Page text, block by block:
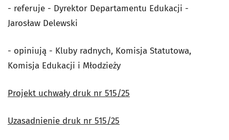
- referuje - Dyrektor Departamentu Edukacji -
Jarosław Delewski
- opiniują - Kluby radnych, Komisja Statutowa,
Komisja Edukacji i Młodzieży
Projekt uchwały druk nr 515/25
Uzasadnienie druk nr 515/25